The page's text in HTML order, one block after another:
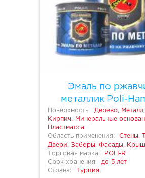
Эмаль по
металлик Poli-
Поверхность:
Дерево,
Кирпич, Минеральные
Пластмасса
Область применения:
Стены,
Двери, Заборы, Фасады,
Торговая марка:
POLI-R
Срок хранения:
до 5 лет
Страна:
Турция